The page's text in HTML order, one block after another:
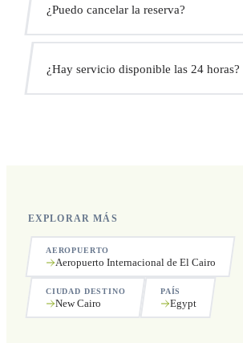
conductor ajustará automáticamente la hora
sin coste adicional.
¿Puedo cancelar la reserva?
recogida.
¿Hay servicio disponible las 24 horas?
EXPLORAR MÁS
AEROPUERTO
Aeropuerto Internacional de El Cairo
CIUDAD DESTINO
New Cairo
PAÍS
Egypt